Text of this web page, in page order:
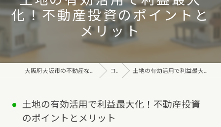
化！不動産投資のポイントと
メリット
大阪府大阪市の不動産なら株式会社リバイザーエステート コラム 土地の有効活用で利益最大化！不動産投資のポイントとメリット
土地の有効活用で利益最大化！不動産投資
のポイントとメリット